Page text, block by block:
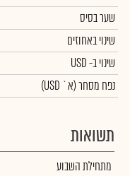
שער בסיס
שינוי באחוזים
שינויב- USD
נפח מסחר(א` USD)
תשואות
מתחילת השבוע